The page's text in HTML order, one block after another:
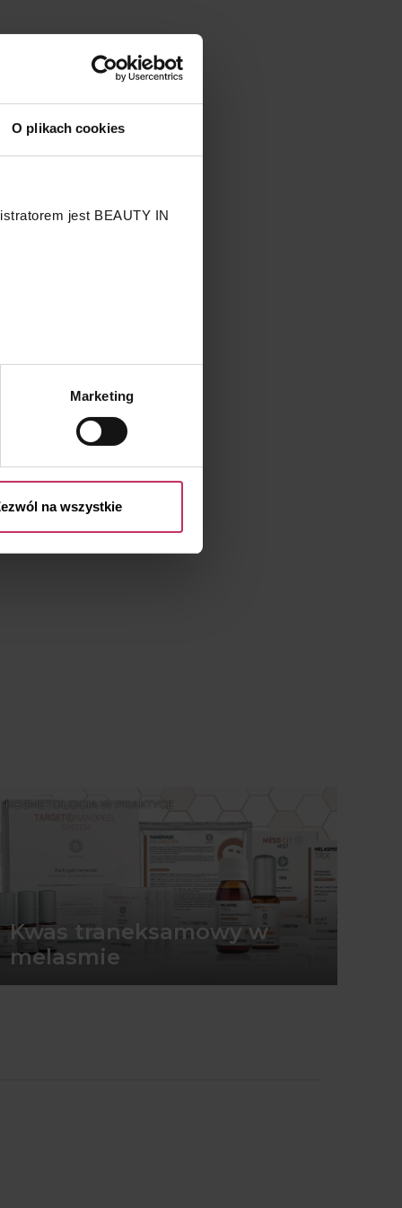
O plikach cookies
jest BEAUTY IN
Ci prawach
Marketing
na wszystkie
KOSMETOLOGIA W PRAKTYCE
Kwas traneksamowy w
melasmie